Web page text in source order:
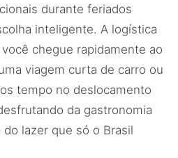
durante feriados
inteligente. A logística
chegue rapidamente ao
viagem curta de carro ou
tempo no deslocamento
da gastronomia
lazer que só o Brasil